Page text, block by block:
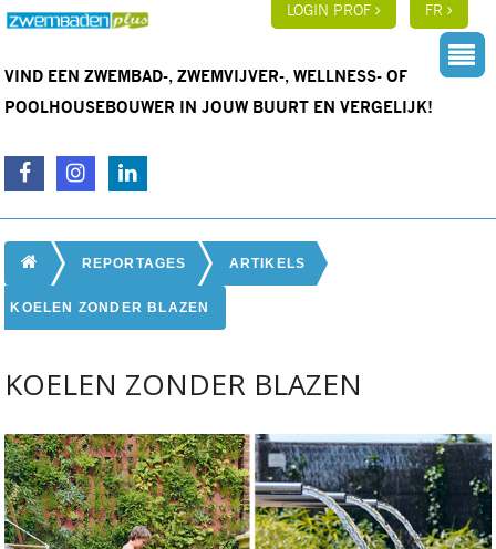
LOGIN PROF FR
VIND EEN ZWEMBAD-, ZWEMVIJVER-, WELLNESS- OF
POOLHOUSEBOUWER IN JOUW BUURT EN VERGELIJK!
REPORTAGES ARTIKELS
KOELEN ZONDER BLAZEN
KOELEN ZONDER BLAZEN